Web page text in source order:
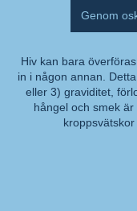
Genom
Kommentar:
Hiv kan bara
in i någon annan.
eller 3) graviditet,
hångel och smek